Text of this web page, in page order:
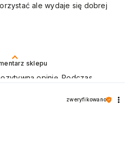
sklepu
opinię. Podczas
Pani oczekiwania.
skorzystania z naszej
ale wydaje się dobrej
zweryfikowano